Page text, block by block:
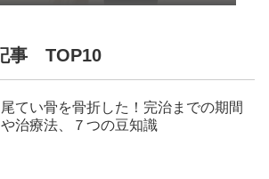
事 TOP10
尾てい骨を骨折した！完治までの期間
や治療法、７つの豆知識